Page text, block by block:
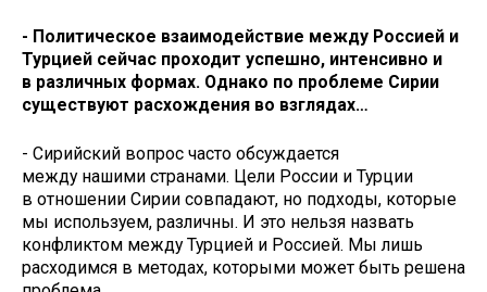
- Политическое взаимодействие между Россией и
Турцией сейчас проходит успешно, интенсивно и
в различных формах. Однако по проблеме Сирии
существуют расхождения во взглядах…
- Сирийский вопрос часто обсуждается
между нашими странами. Цели России и Турции
в отношении Сирии совпадают, но подходы, которые
мы используем, различны. И это нельзя назвать
конфликтом между Турцией и Россией. Мы лишь
расходимся в методах, которыми может быть решена